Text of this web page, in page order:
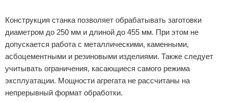
Конструкция станка позволяет обрабатывать заготовки
диаметром до 250 мм и длиной до 455 мм. При этом не
допускается работа с металлическими, каменными,
асбоцементными и резиновыми изделиями. Также следует
учитывать ограничения, касающиеся самого режима
эксплуатации. Мощности агрегата не рассчитаны на
непрерывный формат обработки.